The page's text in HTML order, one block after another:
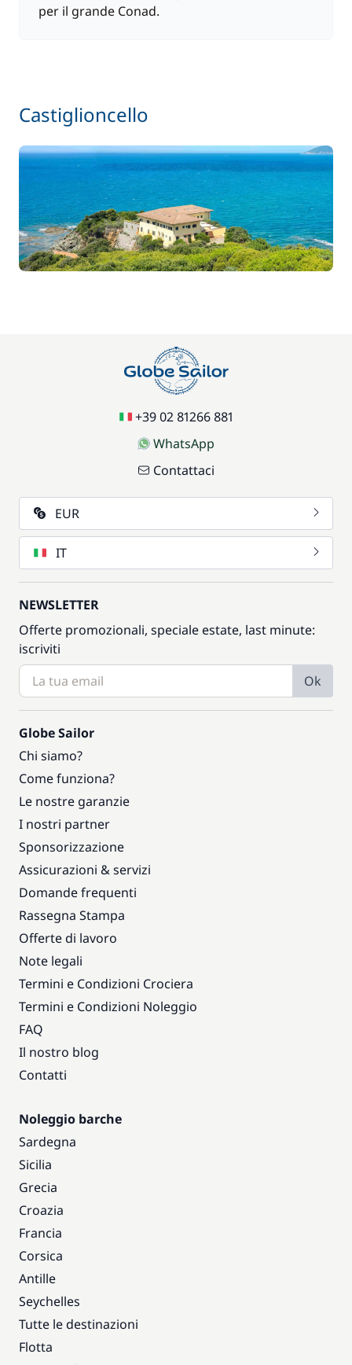
per il grande Conad.
Castiglioncello
+39 02 81266 881
WhatsApp
Contattaci
EUR
IT
NEWSLETTER
Offerte promozionali, speciale estate, last minute:
iscriviti
Ok
Globe Sailor
Chi siamo?
Come funziona?
Le nostre garanzie
I nostri partner
Sponsorizzazione
Assicurazioni & servizi
Domande frequenti
Rassegna Stampa
Offerte di lavoro
Note legali
Termini e Condizioni Crociera
Termini e Condizioni Noleggio
FAQ
Il nostro blog
Contatti
Noleggio barche
Sardegna
Sicilia
Grecia
Croazia
Francia
Corsica
Antille
Seychelles
Tutte le destinazioni
Flotta